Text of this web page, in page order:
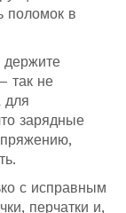
поломок в
держите
так не
для
зарядные
с исправным
перчатки и,